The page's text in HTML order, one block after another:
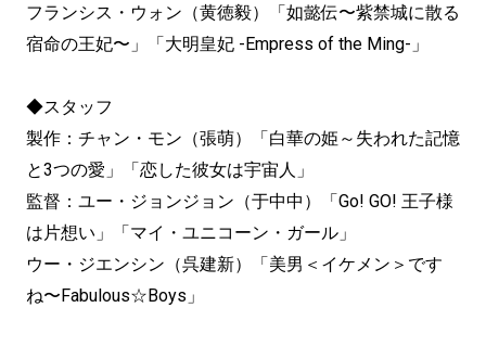
フランシス・ウォン（黄徳毅）「如懿伝〜紫禁城に散る
宿命の王妃〜」「大明皇妃 -Empress of the Ming-」
◆スタッフ
製作：チャン・モン（張萌）「白華の姫～失われた記憶
と3つの愛」「恋した彼女は宇宙人」
監督：ユー・ジョンジョン（于中中）「Go! GO! 王子様
は片想い」「マイ・ユニコーン・ガール」
ウー・ジエンシン（呉建新）「美男＜イケメン＞です
ね〜Fabulous☆Boys」